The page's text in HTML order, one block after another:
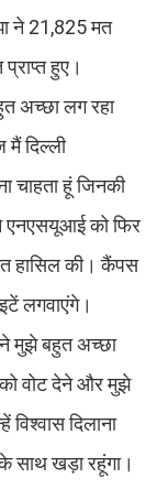
ने 21,825 मत
हुए।
अच्छा लग रहा
दिल्ली
चाहता हूं जिनकी
एनएसयूआई को फिर
हासिल की। कैंपस
लगवाएंगे।
ने मुझे बहुत अच्छा
को वोट देने और मुझे
दिलाना
साथ खड़ा रहूंगा।